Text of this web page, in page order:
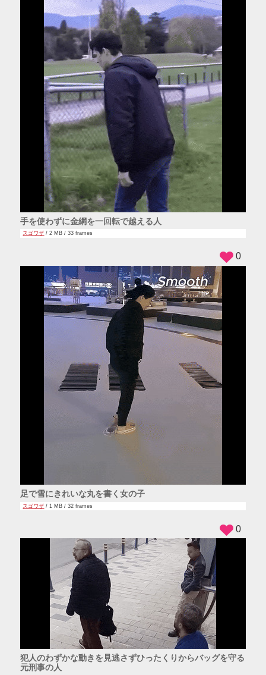
手を使わずに金網を一回転で越える人
スゴワザ / 2 MB / 33 frames
足で雪にきれいな丸を書く女の子
スゴワザ / 1 MB / 32 frames
0
犯人のわずかな動きを見逃さずひったくりからバッグを守る
元刑事の人
0